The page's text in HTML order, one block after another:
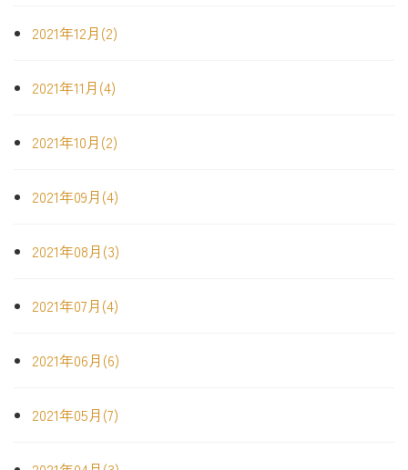
2021年12月(2)
2021年11月(4)
2021年10月(2)
2021年09月(4)
2021年08月(3)
2021年07月(4)
2021年06月(6)
2021年05月(7)